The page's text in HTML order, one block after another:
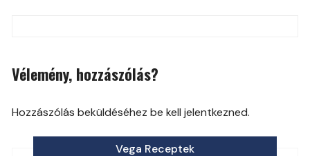
navigation
Vélemény, hozzászólás?
Hozzászólás beküldéséhez be kell jelentkezned.
Vega Receptek